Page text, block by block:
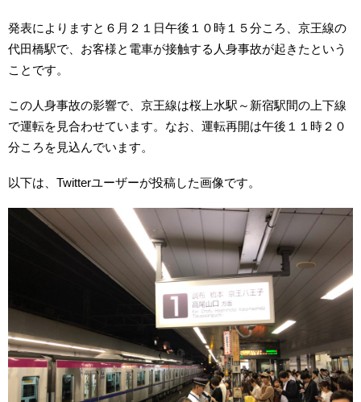
発表によりますと６月２１日午後１０時１５分ころ、京王線の
代田橋駅で、お客様と電車が接触する人身事故が起きたという
ことです。
この人身事故の影響で、京王線は桜上水駅～新宿駅間の上下線
で運転を見合わせています。なお、運転再開は午後１１時２０
分ころを見込んでいます。
以下は、Twitterユーザーが投稿した画像です。